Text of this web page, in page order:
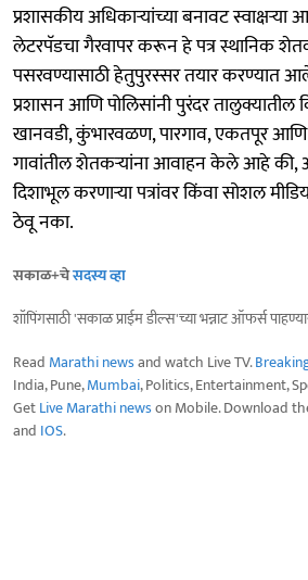
प्रशासकीय अधिकाऱ्यांच्या बनावट
लेटरपॅडचा गैरवापर करून हे पत्र स्थानिक
पसरवण्यासाठी हेतुपुरस्सर तयार करण्यात
प्रशासन आणि पोलिसांनी पुरंदर तालुक्यातील
खानवडी, कुंभारवळण, पारगाव, एकतपूर
गावांतील शेतकऱ्यांना आवाहन केले आहे की,
दिशाभूल करणाऱ्या पत्रांवर किंवा सोशल
ठेवू नका.
सकाळ+चेसदस्य व्हा
शॉपिंगसाठी 'सकाळ प्राईम डील्स'च्या भन्नाट ऑफर्स
Read Marathi newsand watch Live TV.
India, Pune,Mumbai, Politics, Entertainment,
GetLive Marathi newson Mobile. Download
and IOS.